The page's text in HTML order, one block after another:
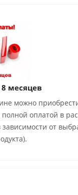
8 месяцев
можно
оплатой в
зависимости от